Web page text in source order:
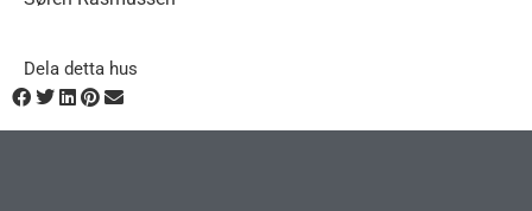
Dela detta hus